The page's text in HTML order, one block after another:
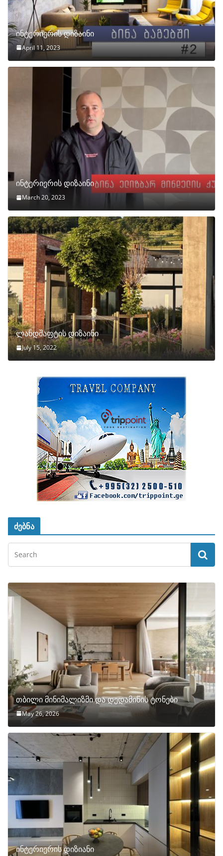
ინტერიერის დიზაინი
April 11, 2023
ინტერიერის დიზაინი
March 20, 2023
ლანდშაფტის დიზაინი
July 15, 2022
ძებნა
თბილი მინიმალიზმი და დედამიწის ტონები
May 26, 2026
ინტერიერის დიზიანი